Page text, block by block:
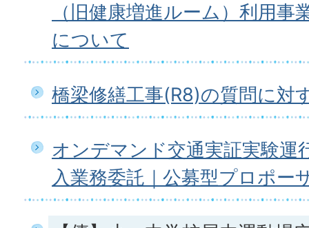
（旧健康増進ルーム）利用事
について
橋梁修繕工事(R8)の質問に対
オンデマンド交通実証実験運
入業務委託｜公募型プロポー